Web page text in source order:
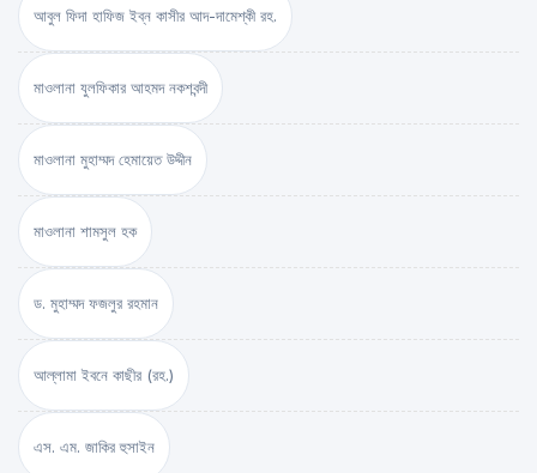
আবুল ফিদা হাফিজ ইব্‌ন কাসীর আদ-দামেশ্‌কী রহ.
মাওলানা যুলফিকার আহমদ নকশবন্দী
মাওলানা মুহাম্মদ হেমায়েত উদ্দীন
মাওলানা শামসুল হক
ড. মুহাম্মদ ফজলুর রহমান
আল্লামা ইবনে কাছীর (রহ.)
এস. এম. জাকির হুসাইন